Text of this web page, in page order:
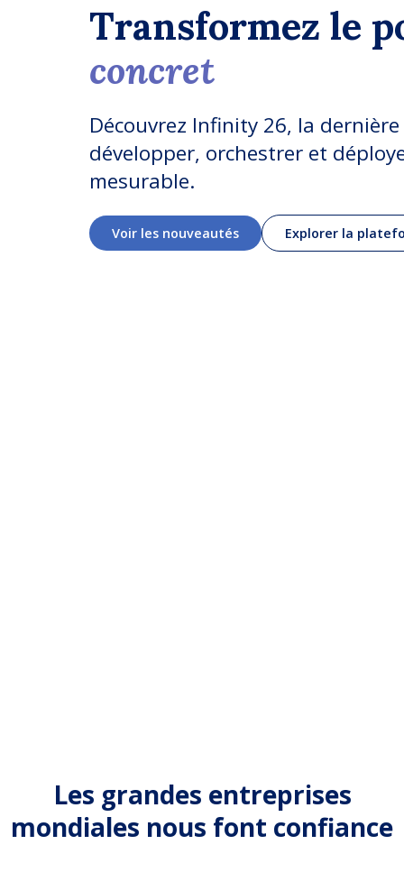
Transformez le
concret
Découvrez Infinity 26, la
développer, orchestrer et
mesurable.
Voir les nouveautés Explorer la
Les grandes entreprises
mondiales nous font confiance